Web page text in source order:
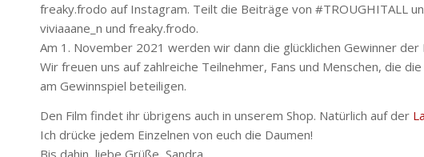
freaky.frodo auf Instagram. Teilt die Beiträge von #TROUGHITALL
viviaaane_n und freaky.frodo.
Am 1. November 2021 werden wir dann die glücklichen Gewinner der
Wir freuen uns auf zahlreiche Teilnehmer, Fans und Menschen, die
am Gewinnspiel beteiligen.
Den Film findet ihr übrigens auch in unserem Shop. Natürlich auf der
Ich drücke jedem Einzelnen von euch die Daumen!